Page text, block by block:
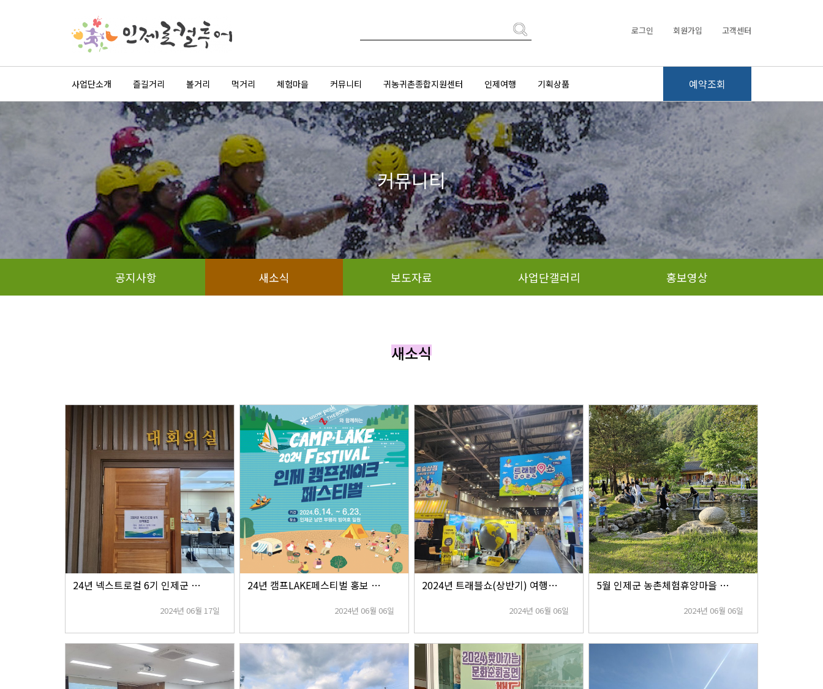
로그인 회원가입 고객센터
사업단소개 즐길거리 볼거리 먹거리 체험마을 커뮤니티 귀농귀촌종합지원센터 인제여행 기획상품 예약조회
커뮤니티
공지사항 새소식 보도자료 사업단갤러리 홍보영상
새소식
24년 넥스트로컬 6기 인제군 지역캠프
2024년 06월 17일
24년 캠프LAKE페스티벌 홍보 및 체험부스 운영
2024년 06월 06일
2024년 트래블쇼(상반기) 여행박람회 참가
2024년 06월 06일
5월 인제군 농촌체험휴양마을 교육여행&문화순회공연
2024년 06월 06일